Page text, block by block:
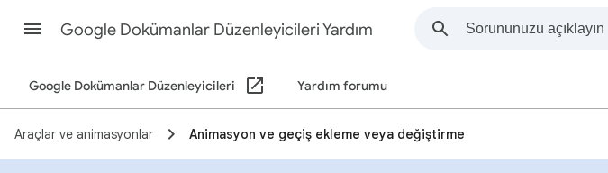
Google Dokümanlar Düzenleyicileri Yardım
Google Dokümanlar Düzenleyicileri Yardım forumu
Araçlar ve animasyonlar Animasyon ve geçiş ekleme veya değiştirme